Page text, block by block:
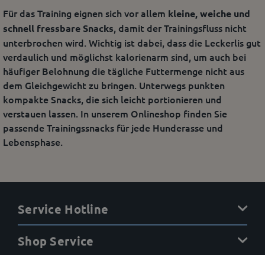
Für das Training eignen sich vor allem kleine, weiche und
schnell fressbare Snacks, damit der Trainingsfluss nicht
unterbrochen wird. Wichtig ist dabei, dass die Leckerlis gut
verdaulich und möglichst kalorienarm sind, um auch bei
häufiger Belohnung die tägliche Futtermenge nicht aus
dem Gleichgewicht zu bringen. Unterwegs punkten
kompakte Snacks, die sich leicht portionieren und
verstauen lassen. In unserem Onlineshop finden Sie
passende Trainingssnacks für jede Hunderasse und
Lebensphase.
Service Hotline
Shop Service